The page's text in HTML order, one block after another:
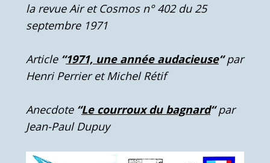
la revue Air et Cosmos n° 402 du 25
septembre 1971
Article “1971, une année audacieuse“par
Henri Perrier et Michel Rétif
Anecdote “Le courroux du bagnard“par
Jean-Paul Dupuy